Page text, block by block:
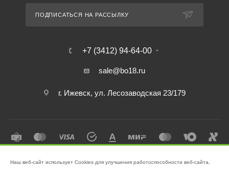
ПОДПИСАТЬСЯ НА РАССЫЛКУ
+7 (3412) 94-64-00
sale@bo18.ru
г. Ижевск, ул. Лесозаводская 23/179
Наш веб-сайт использует Cookies для улучшения работоспособности веб-сайта,